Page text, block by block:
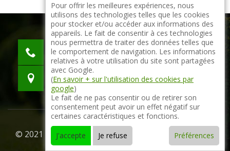
indisponible
indisponible
indisponible
© 2021 - 2026 Tout droit réservé - Mentions légales
Pour offrir les meilleures expériences, nous
utilisons des technologies telles que les cookies
pour stocker et/ou accéder aux informations des
appareils. Le fait de consentir à ces technologies
nous permettra de traiter des données telles que
le comportement de navigation. Les informations
relatives à votre utilisation du site sont partagées
avec Google.
(En savoir + sur l'utilisation des cookies par
google)
Le fait de ne pas consentir ou de retirer son
consentement peut avoir un effet négatif sur
certaines caractéristiques et fonctions.
J'accepte
Je refuse Préférences